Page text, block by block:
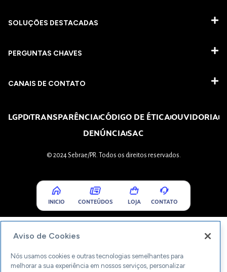
SOLUÇÕES DESTACADAS
PERGUNTAS CHAVES​
CANAIS DE CONTATO
LGPDTRANSPARÊNCIACÓDIGO DE ÉTICAOUVIDORIA
DENÚNCIASAC
© 2024 Sebrae/PR. Todos os direitos reservados.
INICIO CONTEÚDOS LOJA CONTATO
Aviso de Cookies
Nós usamos cookies e outras tecnologias semelhantes para
melhorar a sua experiência em nossos serviços, personalizar